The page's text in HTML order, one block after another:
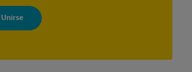
acepta recibir correos electrónicos de The UPS Store
ofertas especiales, promociones y mensajes
a sus intereses. Puede darse de baja en cualquier
Para más información, consulte nuestra política de
contacte al centro The UPS Store en su ciudad.